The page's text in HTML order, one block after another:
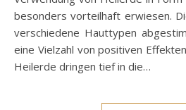
besonders vorteilhaft erwiesen.
verschiedene Hauttypen
eine Vielzahl von positiven
Heilerde dringen tief in die…